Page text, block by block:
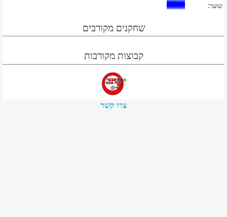
שוער:
שחקנים מקורבים
קבוצות מקורבות
צרו קשר